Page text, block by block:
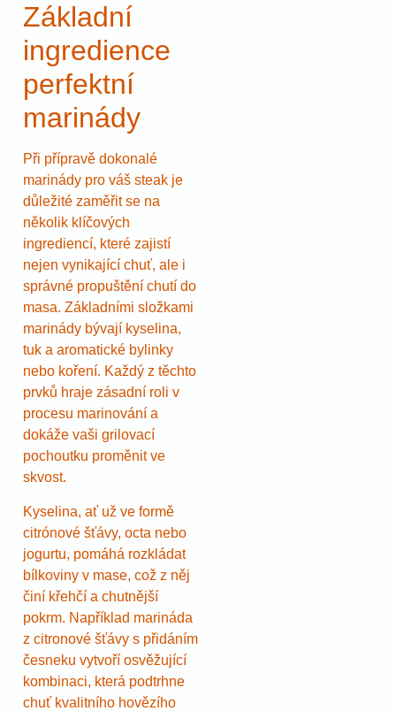
Základní
ingredience
perfektní
marinády
Při přípravě dokonalé
marinády pro váš steak je
důležité zaměřit se na
několik klíčových
ingrediencí, které zajistí
nejen vynikající chuť, ale i
správné propuštění chutí do
masa. Základními složkami
marinády bývají kyselina,
tuk a aromatické bylinky
nebo koření. Každý z těchto
prvků hraje zásadní roli v
procesu marinování a
dokáže vaši grilovací
pochoutku proměnit ve
skvost.
Kyselina, ať už ve formě
citrónové šťávy, octa nebo
jogurtu, pomáhá rozkládat
bílkoviny v mase, což z něj
činí křehčí a chutnější
pokrm. Například marináda
z citronové šťávy s přidáním
česneku vytvoří osvěžující
kombinaci, která podtrhne
chuť kvalitního hovězího